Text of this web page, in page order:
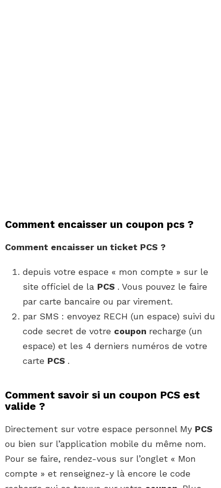
Comment encaisser un coupon pcs ?
Comment encaisser un ticket PCS ?
depuis votre espace « mon compte » sur le
site officiel de la PCS . Vous pouvez le faire
par carte bancaire ou par virement.
par SMS : envoyez RECH (un espace) suivi du
code secret de votre coupon recharge (un
espace) et les 4 derniers numéros de votre
carte PCS .
Comment savoir si un coupon PCS est
valide ?
Directement sur votre espace personnel My PCS
ou bien sur l’application mobile du même nom.
Pour se faire, rendez-vous sur l’onglet « Mon
compte » et renseignez-y là encore le code